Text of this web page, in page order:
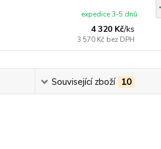
4 320 Kč/ks
3 570 Kč bez DPH
expedice 3-5 dnů
Související zboží 10